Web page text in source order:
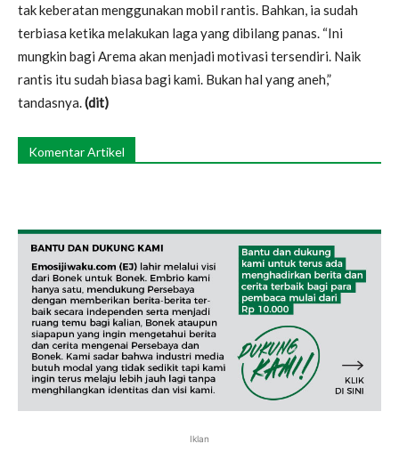
tak keberatan menggunakan mobil rantis. Bahkan, ia sudah
terbiasa ketika melakukan laga yang dibilang panas. “Ini
mungkin bagi Arema akan menjadi motivasi tersendiri. Naik
rantis itu sudah biasa bagi kami. Bukan hal yang aneh,”
tandasnya. (dit)
Komentar Artikel
Iklan